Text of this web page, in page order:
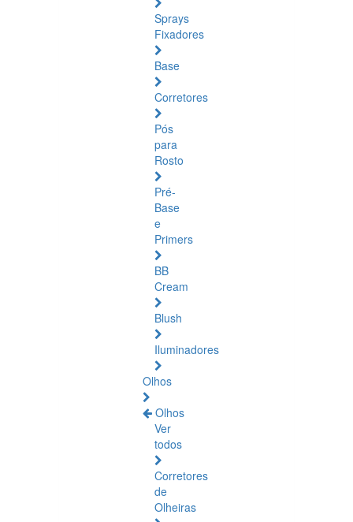
Sprays
Fixadores
Base
Corretores
Pós
para
Rosto
Pré-
Base
e
Primers
BB
Cream
Blush
Iluminadores
Olhos
Olhos
Ver
todos
Corretores
de
Olheiras